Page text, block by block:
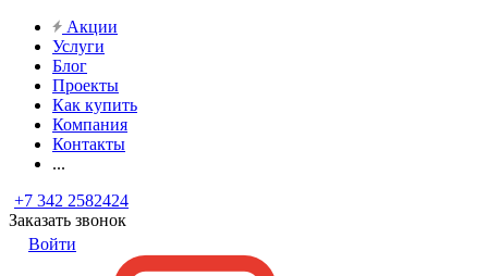
Акции
Услуги
Блог
Проекты
Как купить
Компания
Контакты
...
+7 342 2582424
Заказать звонок
Войти